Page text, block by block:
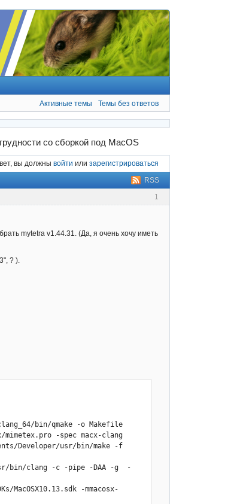
Активные темы Темы без ответов
со сборкой под MacOS
вы должны войти или зарегистрироваться
RSS
1
mytetra v1.44.31. (Да, я очень хочу иметь
? ).
bin/qmake -o Makefile
-spec macx-clang
Developer/usr/bin/make -f
bin/clang -c -pipe -DAA -g  -
-mmacosx-